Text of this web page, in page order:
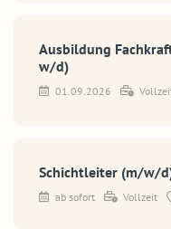
Ausbildung
w/d)
01.09.2026
Schichtleiter (m/w/
ab sofort Vollzeit